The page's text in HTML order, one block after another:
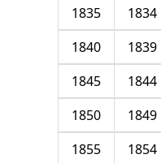
1834
1835
1839
1840
1844
1845
1849
1850
1854
1855